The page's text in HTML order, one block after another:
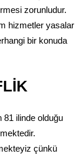
zorunludur.
hizmetler yasalar
bir konuda
81 ilinde olduğu
çünkü